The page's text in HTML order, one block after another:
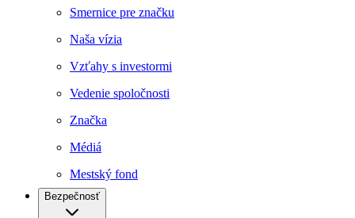
Smernice pre značku
Naša vízia
Vzťahy s investormi
Vedenie spoločnosti
Značka
Médiá
Mestský fond
Bezpečnosť